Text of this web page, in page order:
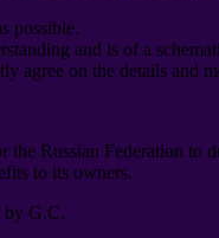
possible.
and is of a
agree on the details and
Russian Federation to
to its owners.
by G.C.